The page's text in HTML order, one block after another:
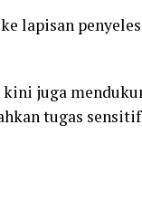
lapisan
kini juga
tugas